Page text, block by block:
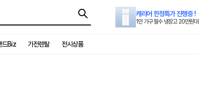
캐리어 한정특가 진행중 !
1인 가구 필수 냉장고 20만원대
드Biz 가전렌탈 전시상품